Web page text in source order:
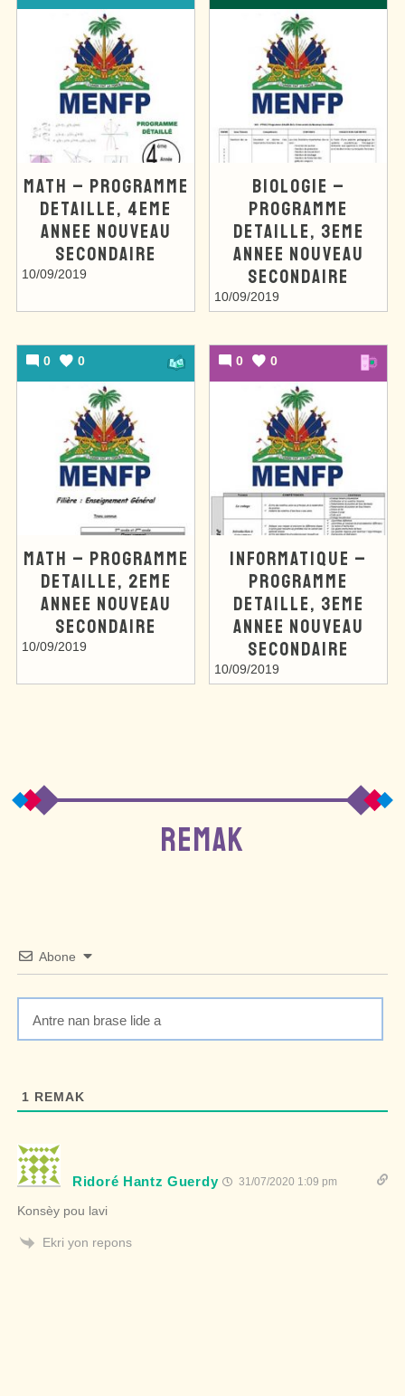
MATH – PROGRAMME
DETAILLE, 4EME
ANNEE NOUVEAU
SECONDAIRE
10/09/2019
BIOLOGIE –
PROGRAMME
DETAILLE, 3EME
ANNEE NOUVEAU
SECONDAIRE
10/09/2019
0 0
MATH – PROGRAMME
DETAILLE, 2EME
ANNEE NOUVEAU
SECONDAIRE
10/09/2019
0 0
INFORMATIQUE –
PROGRAMME
DETAILLE, 3EME
ANNEE NOUVEAU
SECONDAIRE
10/09/2019
REMAK
Abone
1 REMAK
Ridoré Hantz Guerdy 31/07/2020 1:09 pm
Konsèy pou lavi
Ekri yon repons